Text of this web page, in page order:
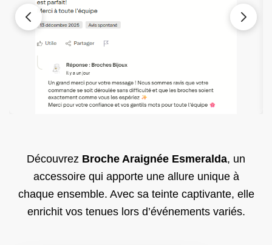
Découvrez Broche Araignée Esmeralda, un
accessoire qui apporte une allure unique à
chaque ensemble. Avec sa teinte captivante, elle
enrichit vos tenues lors d’événements variés.